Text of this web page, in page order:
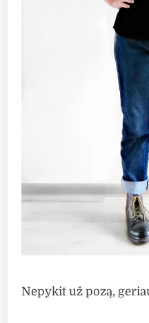
Nepykit už pozą,